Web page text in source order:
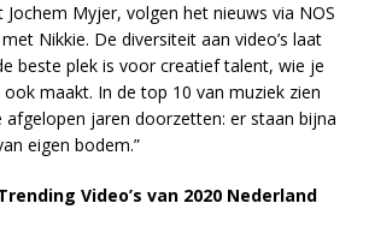
Jochem Myjer, volgen het nieuws via NOS
Nikkie. De diversiteit aan video’s laat
beste plek is voor creatief talent, wie je
maakt. In de top 10 van muziek zien
afgelopen jaren doorzetten: er staan bijna
eigen bodem.”
Video’s van 2020 Nederland